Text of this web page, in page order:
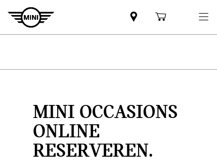
MINI OCCASIONS
ONLINE
RESERVEREN.